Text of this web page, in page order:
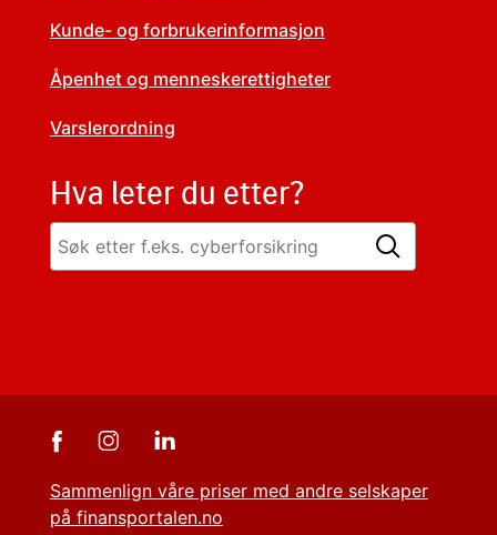
Kunde- og forbrukerinformasjon
Åpenhet og menneskerettigheter
Varslerordning
Hva leter du etter?
Sammenlign våre priser med andre selskaper
på finansportalen.no